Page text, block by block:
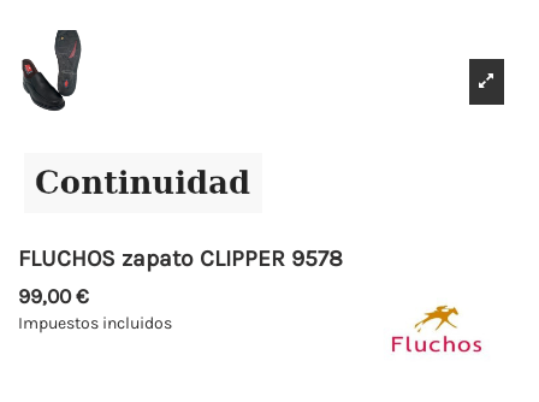
FLUCHOS zapato CLIPPER 9578
99,00 €
Impuestos incluidos